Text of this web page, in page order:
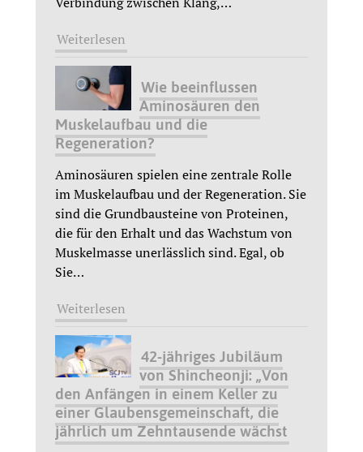
Weiterlesen
Wie beeinflussen
Aminosäuren den
Muskelaufbau und die
Regeneration?
Aminosäuren spielen eine zentrale Rolle
im Muskelaufbau und der Regeneration. Sie
sind die Grundbausteine von Proteinen,
die für den Erhalt und das Wachstum von
Muskelmasse unerlässlich sind. Egal, ob
Sie…
Weiterlesen
42-jähriges Jubiläum
von Shincheonji: „Von
den Anfängen in einem Keller zu
einer Glaubensgemeinschaft, die
jährlich um Zehntausende wächst